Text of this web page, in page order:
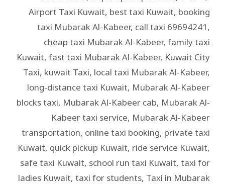
Airport Taxi Kuwait, best taxi Kuwait, booking
taxi Mubarak Al-Kabeer, call taxi 69694241,
cheap taxi Mubarak Al-Kabeer, family taxi
Kuwait, fast taxi Mubarak Al-Kabeer, Kuwait City
Taxi, kuwait Taxi, local taxi Mubarak Al-Kabeer,
long-distance taxi Kuwait, Mubarak Al-Kabeer
blocks taxi, Mubarak Al-Kabeer cab, Mubarak Al-
Kabeer taxi service, Mubarak Al-Kabeer
transportation, online taxi booking, private taxi
Kuwait, quick pickup Kuwait, ride service Kuwait,
safe taxi Kuwait, school run taxi Kuwait, taxi for
ladies Kuwait, taxi for students, Taxi in Mubarak